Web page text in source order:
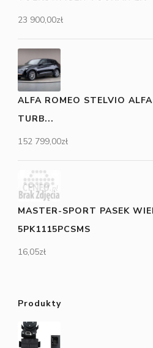
23 900,00zł
ALFA ROMEO STELVIO
TURB...
152 799,00zł
MASTER-SPORT PASEK
5PK1115PCSMS
16,05zł
Produkty